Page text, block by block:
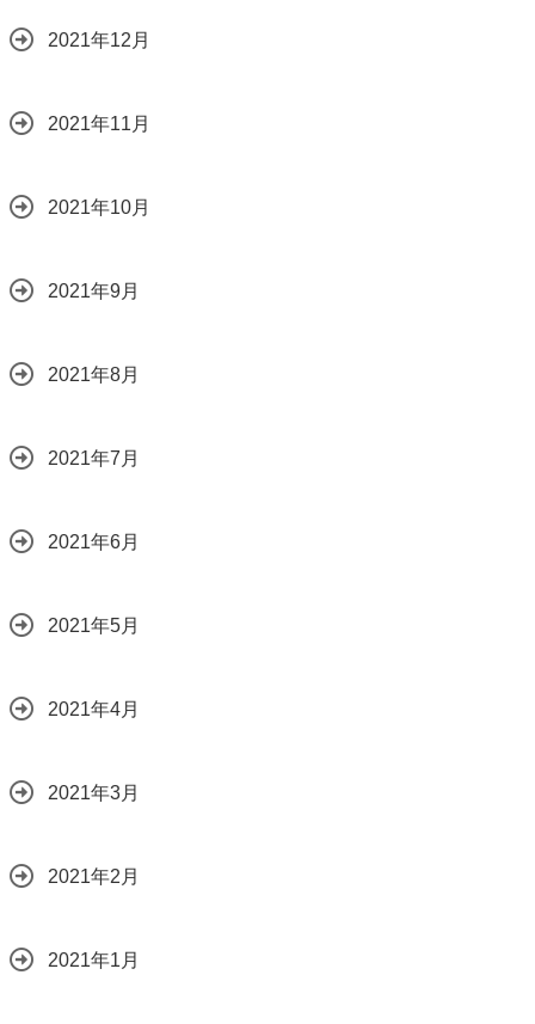
2021年12月
2021年11月
2021年10月
2021年9月
2021年8月
2021年7月
2021年6月
2021年5月
2021年4月
2021年3月
2021年2月
2021年1月